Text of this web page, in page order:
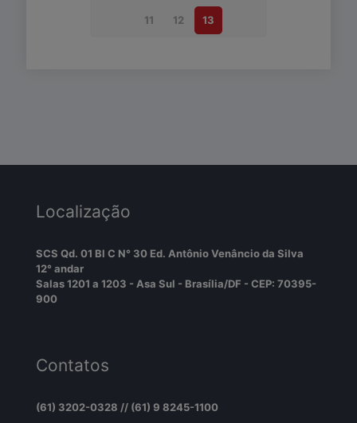
11 12 13
Localização
SCS Qd. 01 Bl C N° 30 Ed. Antônio Venâncio da Silva
12° andar
Salas 1201 a 1203 - Asa Sul - Brasília/DF - CEP: 70395-
900
Contatos
(61) 3202-0328 // (61) 9 8245-1100